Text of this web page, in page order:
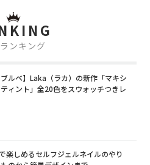
ンキング
ブルベ】Laka（ラカ）の新作「マキシ
ィント」全20色をスウォッチつきレ
楽しめるセルフジェルネイルのやり